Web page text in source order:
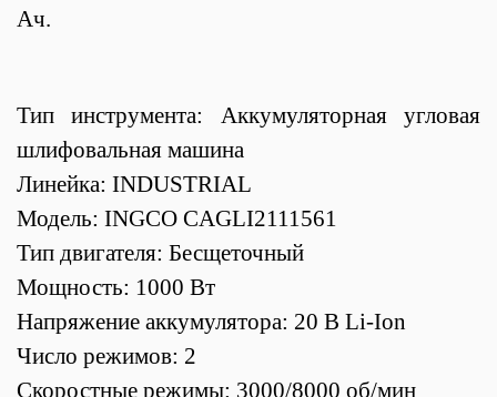
Ач.
Тип инструмента: Аккумуляторная угловая
шлифовальная машина
Линейка: INDUSTRIAL
Модель: INGCO CAGLI2111561
Тип двигателя: Бесщеточный
Мощность: 1000 Вт
Напряжение аккумулятора: 20 В Li-Ion
Число режимов: 2
Скоростные режимы: 3000/8000 об/мин